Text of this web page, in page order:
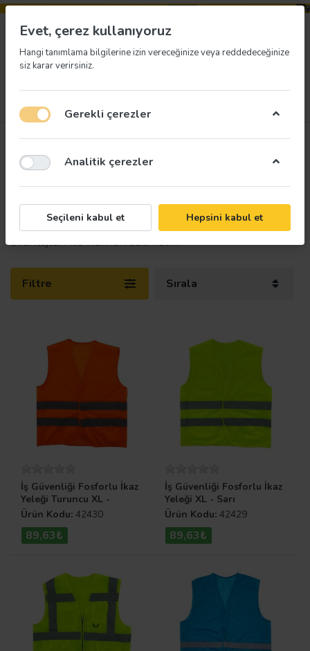
10üründen arası
Fosforlu yelekler, iş güvenliği yeleği ve diğer tüm iş
güvenliği kıyafetlerini hemen inceleyin. Uygun fiyat
avantajları ile hemen satın alın.
Filtre Sırala
İş Güvenliği Fosforlu İkaz
Yeleği Turuncu XL -
Turuncu
Ürün Kodu: 42430
89,63₺
İş Güvenliği Fosforlu İkaz
Yeleği XL - Sarı
Ürün Kodu: 42429
89,63₺
Evet, çerez kullanıyoruz
Hangi tanımlama bilgilerine izin vereceğinize veya reddedeceğinize
siz karar verirsiniz.
Gerekli çerezler
Analitik çerezler
Seçileni kabul et Hepsini kabul et